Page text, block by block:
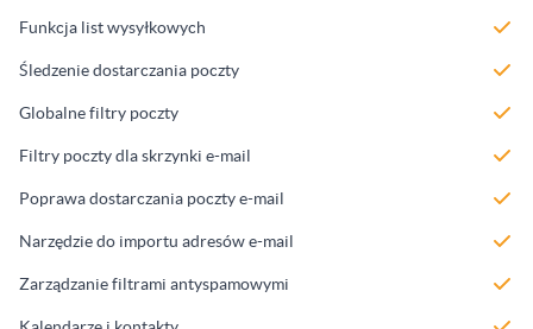
Funkcja list wysyłkowych
Śledzenie dostarczania poczty
Globalne filtry poczty
Filtry poczty dla skrzynki e-mail
Poprawa dostarczania poczty e-mail
Narzędzie do importu adresów e-mail
Zarządzanie filtrami antyspamowymi